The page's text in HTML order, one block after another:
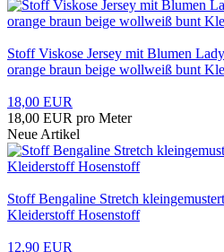
Stoff Viskose Jersey mit Blumen
orange braun beige wollweiß bunt
18,00 EUR
18,00 EUR pro Meter
Neue Artikel
Stoff Bengaline Stretch
Kleiderstoff Hosenstoff
12,90 EUR